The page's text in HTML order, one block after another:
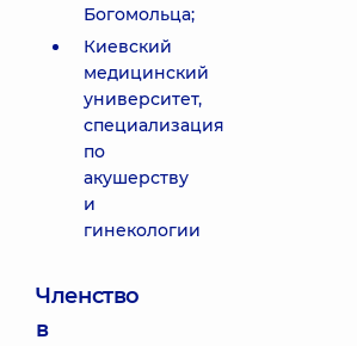
Богомольца;
Киевский
медицинский
университет,
специализация
по
акушерству
и
гинекологии
Членство
в